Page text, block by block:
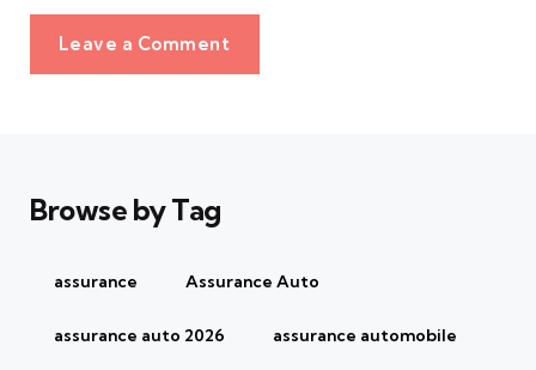
Leave a Comment
Browse by Tag
assurance Assurance Auto
assurance auto 2026 assurance automobile